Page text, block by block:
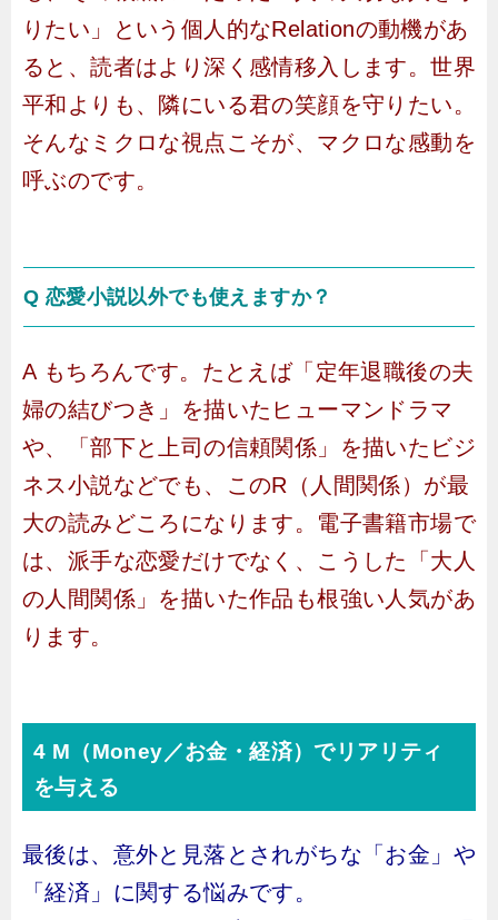
りたい」という個人的なRelationの動機があ
ると、読者はより深く感情移入します。世界
平和よりも、隣にいる君の笑顔を守りたい。
そんなミクロな視点こそが、マクロな感動を
呼ぶのです。
Q 恋愛小説以外でも使えますか？
A もちろんです。たとえば「定年退職後の夫
婦の結びつき」を描いたヒューマンドラマ
や、「部下と上司の信頼関係」を描いたビジ
ネス小説などでも、このR（人間関係）が最
大の読みどころになります。電子書籍市場で
は、派手な恋愛だけでなく、こうした「大人
の人間関係」を描いた作品も根強い人気があ
ります。
4 M（Money／お金・経済）でリアリティ
を与える
最後は、意外と見落とされがちな「お金」や
「経済」に関する悩みです。